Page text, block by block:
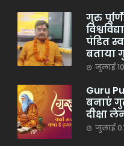
गुरु
पंडित
बताया
जुलाई
Guru
बनाएं
दीक्षा
जुलाई